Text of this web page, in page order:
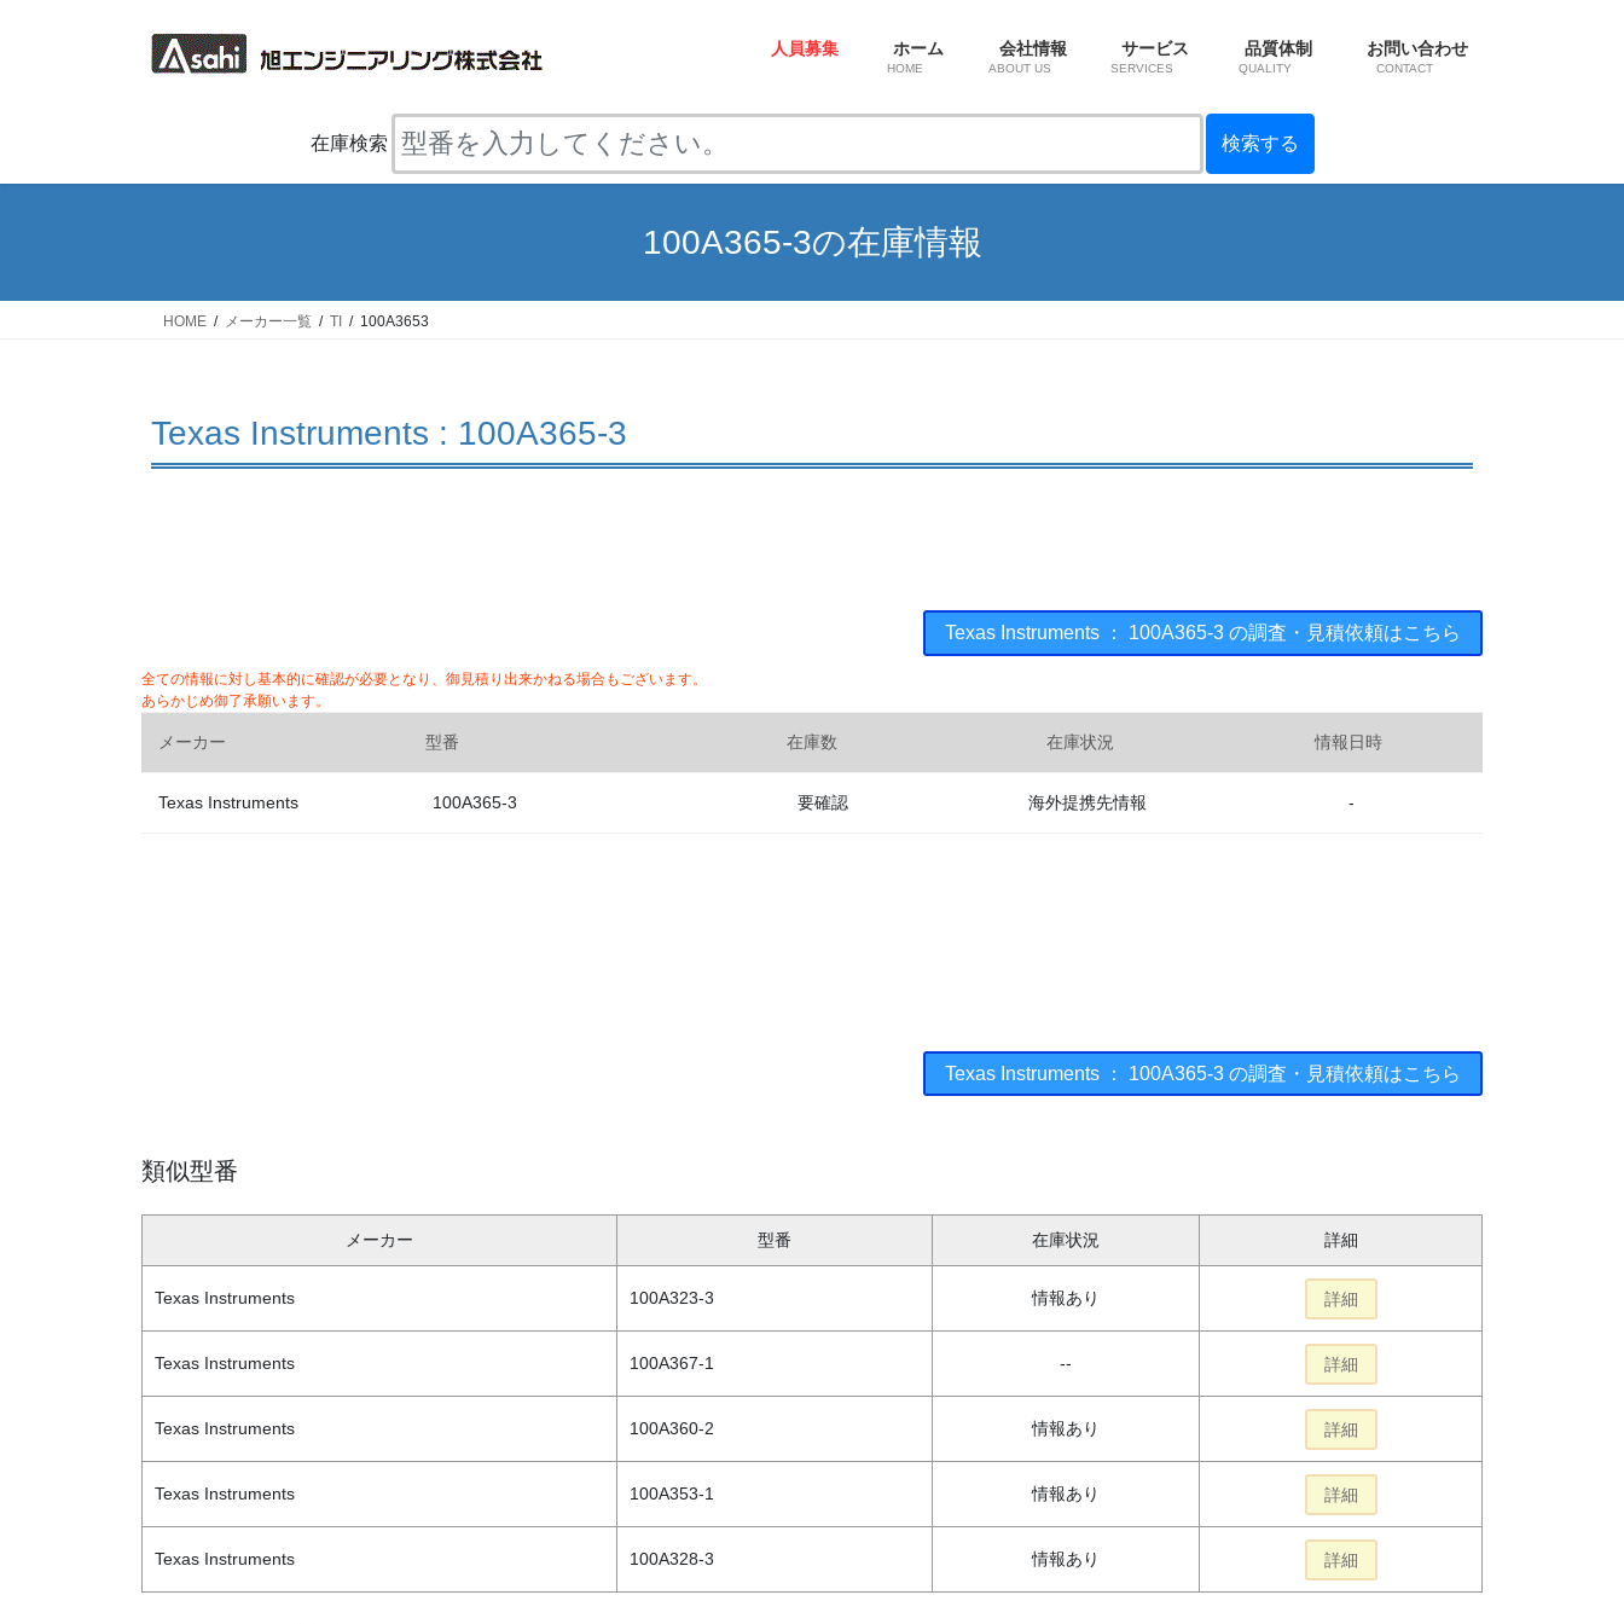
ス
ン
人員募集 ホーム
HOME
会社情報
ABOUT US
サービス
SERVICES
品質体制
QUALITY
お問い合わせ
CONTACT
在庫検索
100A365-3の在庫情報
HOME メーカー一覧 TI 100A3653
Texas Instruments : 100A365-3
Texas Instruments ： 100A365-3 の調査・見積依頼はこちら
全ての情報に対し基本的に確認が必要となり、御見積り出来かねる場合もございます。
あらかじめ御了承願います。
メーカー 型番 在庫数 在庫状況 情報日時
Texas Instruments 100A365-3 要確認 海外提携先情報 -
Texas Instruments ： 100A365-3 の調査・見積依頼はこちら
類似型番
メーカー 型番 在庫状況 詳細
Texas Instruments 100A323-3 情報あり 詳細
Texas Instruments 100A367-1 -- 詳細
Texas Instruments 100A360-2 情報あり 詳細
Texas Instruments 100A353-1 情報あり 詳細
Texas Instruments 100A328-3 情報あり 詳細